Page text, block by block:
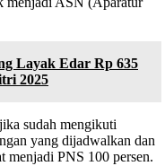
Layak Edar Rp 635
2025
sudah mengikuti
yang dijadwalkan dan
menjadi PNS 100 persen.